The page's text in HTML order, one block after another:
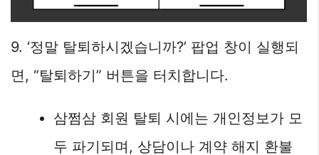
9. ‘정말 탈퇴하시겠습니까?’ 팝업 창이 실행되
면, “탈퇴하기” 버튼을 터치합니다.
삼쩜삼 회원 탈퇴 시에는 개인정보가 모
두 파기되며, 상담이나 계약 해지 환불